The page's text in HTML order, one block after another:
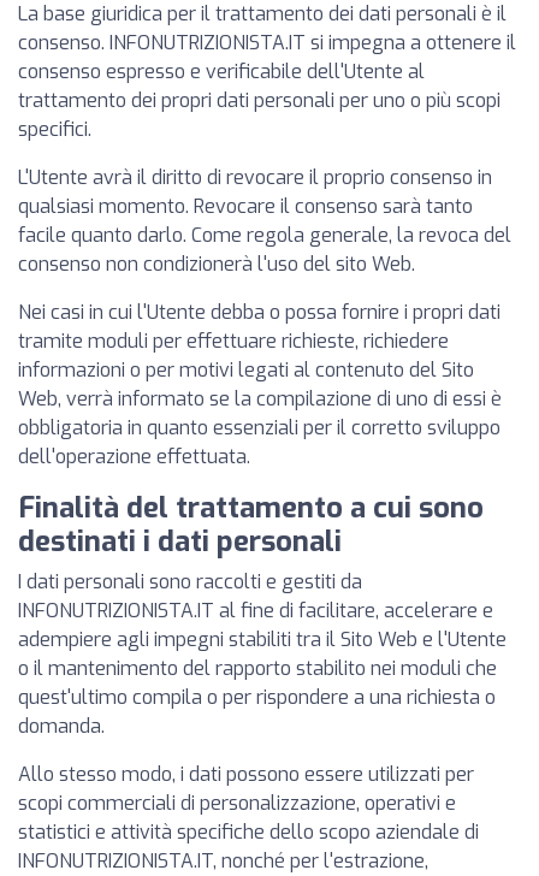
La base giuridica per il trattamento dei dati personali è il
consenso. INFONUTRIZIONISTA.IT si impegna a ottenere il
consenso espresso e verificabile dell'Utente al
trattamento dei propri dati personali per uno o più scopi
specifici.
L'Utente avrà il diritto di revocare il proprio consenso in
qualsiasi momento. Revocare il consenso sarà tanto
facile quanto darlo. Come regola generale, la revoca del
consenso non condizionerà l'uso del sito Web.
Nei casi in cui l'Utente debba o possa fornire i propri dati
tramite moduli per effettuare richieste, richiedere
informazioni o per motivi legati al contenuto del Sito
Web, verrà informato se la compilazione di uno di essi è
obbligatoria in quanto essenziali per il corretto sviluppo
dell'operazione effettuata.
Finalità del trattamento a cui sono
destinati i dati personali
I dati personali sono raccolti e gestiti da
INFONUTRIZIONISTA.IT al fine di facilitare, accelerare e
adempiere agli impegni stabiliti tra il Sito Web e l'Utente
o il mantenimento del rapporto stabilito nei moduli che
quest'ultimo compila o per rispondere a una richiesta o
domanda.
Allo stesso modo, i dati possono essere utilizzati per
scopi commerciali di personalizzazione, operativi e
statistici e attività specifiche dello scopo aziendale di
INFONUTRIZIONISTA.IT, nonché per l'estrazione,